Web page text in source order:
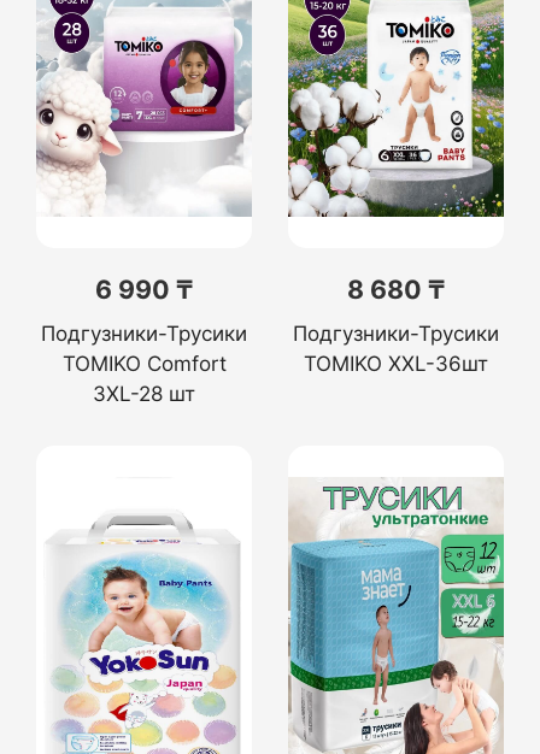
6 990 ₸
Подгузники-Трусики
TOMIKO Comfort
3XL-28 шт
8 680 ₸
Подгузники-Трусики
TOMIKO XXL-36шт